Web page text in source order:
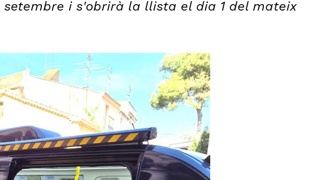
i s'obrirà la llista el dia 1 del mateix